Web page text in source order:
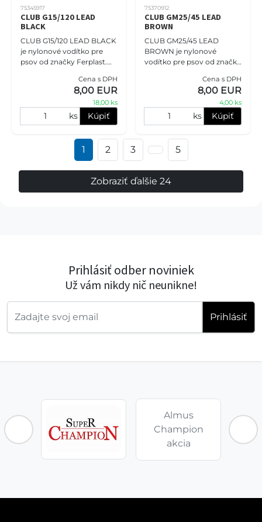
75345917
CLUB G15/120 LEAD
BLACK
CLUB G15/120 LEAD BLACK
je nylonové vodítko pre
psov od značky Ferplast.
cm. Toto pevné a odolné
vodítko je vyrobené z nylo
Cena s DPH
8,00 EUR
18,00 ks
ks Kúpiť
75370912
CLUB GM25/45 LEAD
BROWN
CLUB GM25/45 LEAD
BROWN je nylonové
vodítko pre psov od značky
dĺžku 45 cm. Toto krátke
vodítko umožňuje väčšiu
Cena s DPH
8,00 EUR
4,00 ks
ks Kúpiť
1 2 3 5
Zobraziť ďalšie 24
Prihlásiť odber noviniek
Už vám nikdy nič neunikne!
Prihlásiť
Almus
Champion
akcia